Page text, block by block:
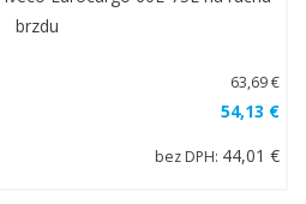
brzdu
63,69 €
54,13 €
bez DPH: 44,01 €